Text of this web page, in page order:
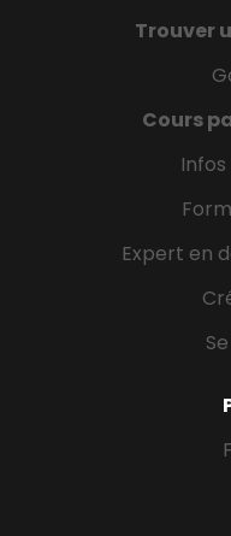
Trouver
Cours
Expert en